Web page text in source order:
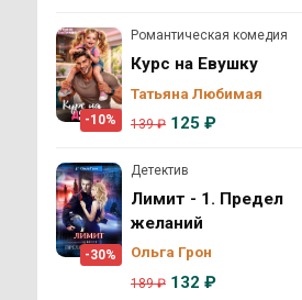
-10%
Романтическая комедия
Курс на Евушку
Татьяна Любимая
139 ₽ 125 ₽
-30%
Детектив
Лимит - 1. Предел
желаний
Ольга Грон
189 ₽ 132 ₽